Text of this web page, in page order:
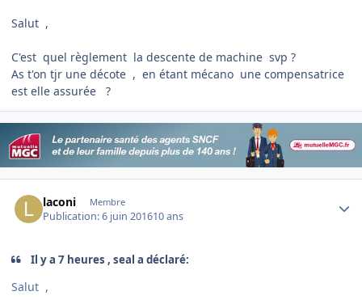
Salut ,
C'est quel règlement la descente de machine svp ?
As t'on tjr une décote , en étant mécano une compensatrice
est elle assurée ?
laconi Membre
Publication:6 juin 201610 ans
Il y a 7 heures , seal a déclaré:
Salut ,